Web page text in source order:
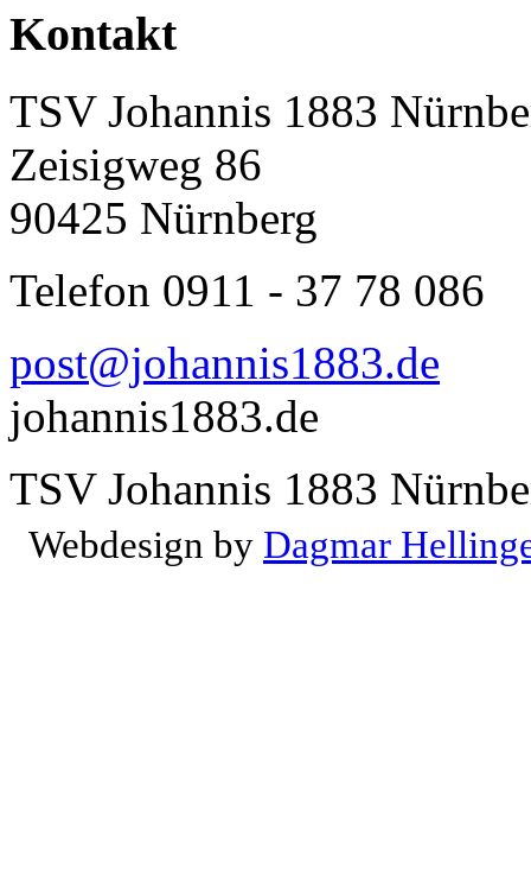
Kontakt
TSV Johannis 1883
Zeisigweg 86
90425 Nürnberg
Telefon 0911 - 37 78 086
post@johannis1883.de
johannis1883.de
TSV Johannis 1883
Webdesign by Dagmar